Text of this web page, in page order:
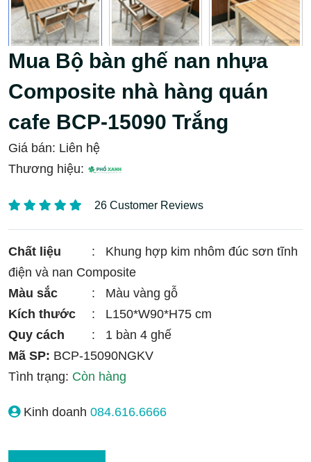
Mua Bộ bàn ghế nan nhựa
Composite nhà hàng quán
cafe BCP-15090 Trắng
Giá bán: Liên hệ
Thương hiệu:
26 Customer Reviews
Chất liệu :
Khung hợp kim nhôm đúc sơn tĩnh
điện và nan Composite
Màu sắc
:
Màu vàng gỗ
Kích thước
:
L150*W90*H75 cm
Quy cách
:
1 bàn 4 ghế
Mã SP: BCP-15090NGKV
Tình trạng: Còn hàng
Kinh doanh 084.616.6666